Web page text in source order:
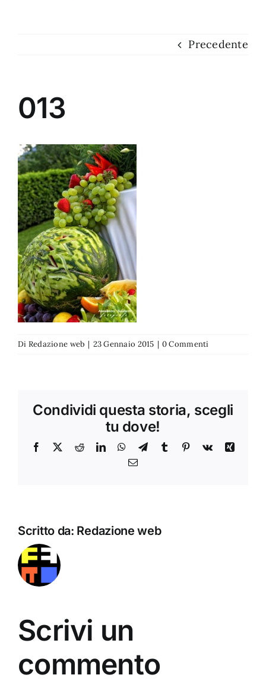
Precedente
013
Di Redazione web | 23 Gennaio 2015 | 0 Commenti
Condividi questa storia, scegli
tu dove!
Facebook RedditLinkedInWhatsApp
TelegramTumblr Pinterest
Vk
Xing
Email
Scritto da: Redazione web
Scrivi un
commento